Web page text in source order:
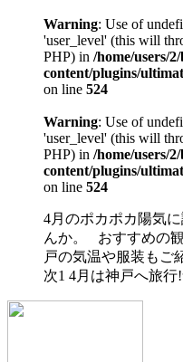
Warning: Use of
'user_level' (this will
PHP) in /home/users/
content/plugins/
on line 524
Warning: Use of
'user_level' (this will
PHP) in /home/users/
content/plugins/
on line 524
4月のポカポカ陽気
んか。 おすすめの
戸の気温や服装もご
次1 4月は神戸へ旅行